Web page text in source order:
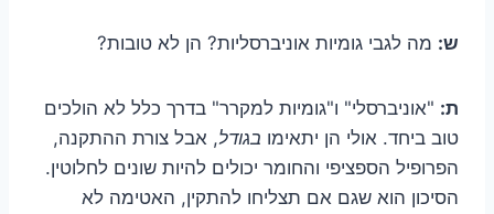
ש: מה לגבי גומיות אוניברסליות? הן לא טובות?
ת: "אוניברסלי" ו"גומיות למקרר" בדרך כלל לא הולכים
טוב ביחד. אולי הן יתאימו בגודל, אבל צורת ההתקנה,
הפרופיל הספציפי והחומר יכולים להיות שונים לחלוטין.
הסיכון הוא שגם אם תצליחו להתקין, האטימה לא